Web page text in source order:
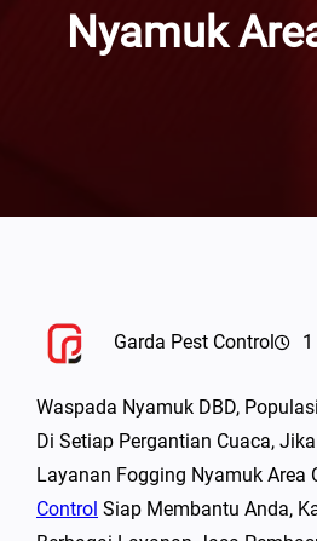
Nyamuk
Garda Pest Control
Waspada Nyamuk DBD,
Di Setiap Pergantian Cuaca,
Layanan Fogging Nyamuk Area
Control Siap Membantu Anda,